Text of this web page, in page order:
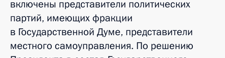
включены представители политических
партий, имеющих фракции
в Государственной Думе, представители
местного самоуправления. По решению